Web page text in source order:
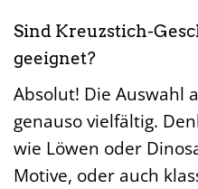
Sind Kreuzstich-
geeignet?
Absolut! Die Auswahl
genauso vielfältig.
wie Löwen oder
Motive, oder auch